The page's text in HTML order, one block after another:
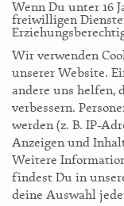
storl.de
Wenn Du unter 16
freiwilligen
Wir verwenden
unserer Website.
andere uns helfen,
verbessern.
werden (z. B. IP-
Anzeigen und
Weitere
findest Du in
deine Auswahl